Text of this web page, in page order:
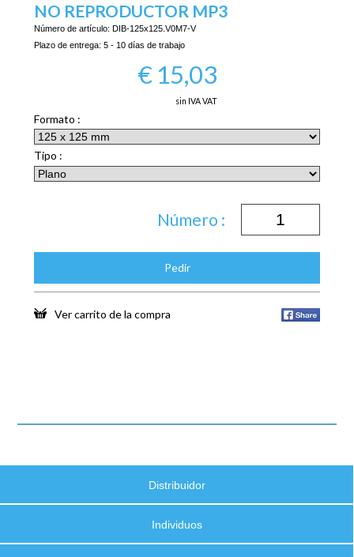
NO REPRODUCTOR MP3
Número de artículo: DIB-125x125.V0M7-V
Plazo de entrega: 5 - 10 días de trabajo
€ 15,03
sin IVA VAT
Formato :
Tipo :
Número :
Pedir
Ver carrito de la compra
Distribuidor
Individuos